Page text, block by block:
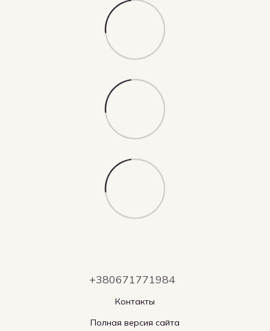
+380671771984
Контакты
Полная версия сайта